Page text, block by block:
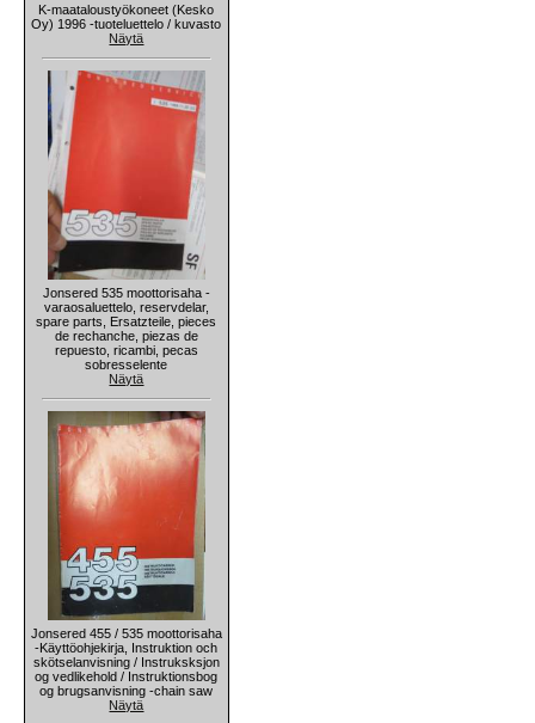
K-maataloustyökoneet (Kesko
Oy) 1996 -tuoteluettelo / kuvasto
Näytä
Jonsered 535 moottorisaha -
varaosaluettelo, reservdelar,
spare parts, Ersatzteile, pieces
de rechanche, piezas de
repuesto, ricambi, pecas
sobresselente
Näytä
Jonsered 455 / 535 moottorisaha
-Käyttöohjekirja, Instruktion och
skötselanvisning / Instruksksjon
og vedlikehold / Instruktionsbog
og brugsanvisning -chain saw
Näytä